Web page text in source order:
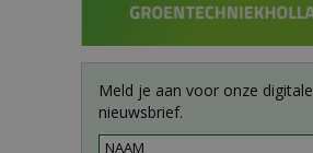
Meld je aan voor onze digitale
nieuwsbrief.